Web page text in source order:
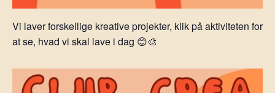
Vi laver forskellige kreative projekter, klik på aktiviteten for
at se, hvad vi skal lave i dag 😊🎨